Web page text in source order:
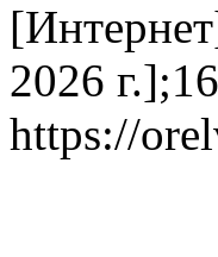
2026
https://